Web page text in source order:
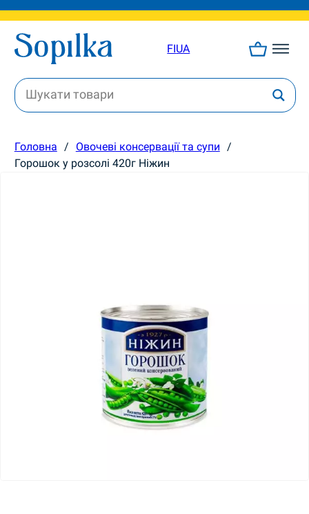
FIUA
Головна / Овочеві консервації та супи /
Горошок у розсолі 420г Ніжин